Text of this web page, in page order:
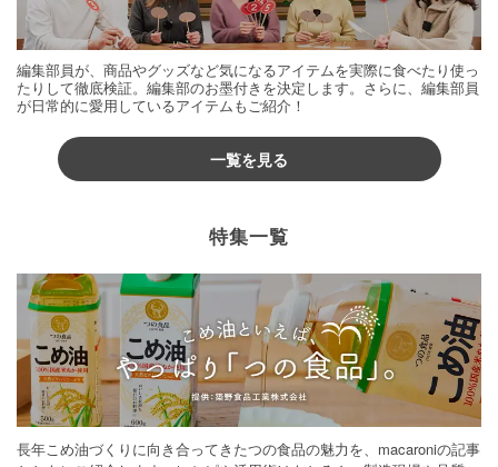
編集部員が、商品やグッズなど気になるアイテムを実際に食べたり使っ
たりして徹底検証。編集部のお墨付きを決定します。さらに、編集部員
が日常的に愛用しているアイテムもご紹介！
一覧を見る
特集一覧
長年こめ油づくりに向き合ってきたつの食品の魅力を、macaroniの記事